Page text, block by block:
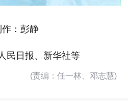
作：彭静
民日报、新华社等
(责编：任一林、邓志慧)